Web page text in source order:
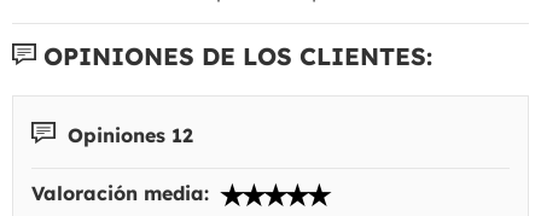
OPINIONES DE LOS CLIENTES:
Opiniones 12
Valoración media: